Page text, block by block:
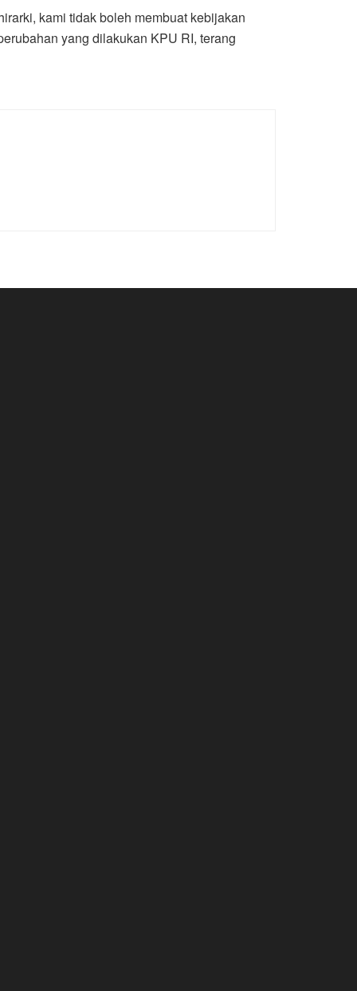
kami tidak boleh membuat kebijakan
yang dilakukan KPU RI, terang